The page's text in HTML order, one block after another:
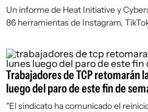
Un informe de Heat Initiative y
86 herramientas de Instagram,
Trabajadores de TCP retomarán
luego del paro de este fin de
"El sindicato ha comunicado el